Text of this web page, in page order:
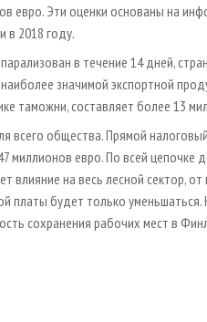
евро. Эти оценки основаны на
в 2018 году.
в течение 14 дней,
значимой экспортной
таможни, составляет более 13
всего общества. Прямой
миллионов евро. По всей цепочке
влияние на весь лесной сектор,
будет только уменьшаться.
сохранения рабочих мест в